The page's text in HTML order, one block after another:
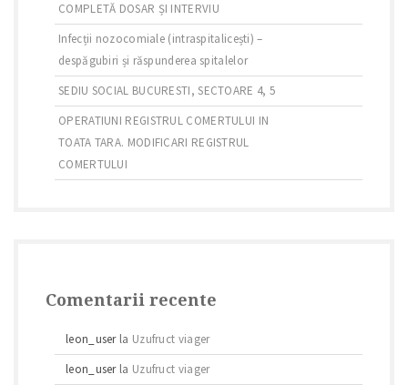
COMPLETĂ DOSAR ȘI INTERVIU
Infecții nozocomiale (intraspitalicești) –
despăgubiri și răspunderea spitalelor
SEDIU SOCIAL BUCURESTI, SECTOARE 4, 5
OPERATIUNI REGISTRUL COMERTULUI IN
TOATA TARA. MODIFICARI REGISTRUL
COMERTULUI
Comentarii recente
leon_userla Uzufruct viager
leon_userla Uzufruct viager